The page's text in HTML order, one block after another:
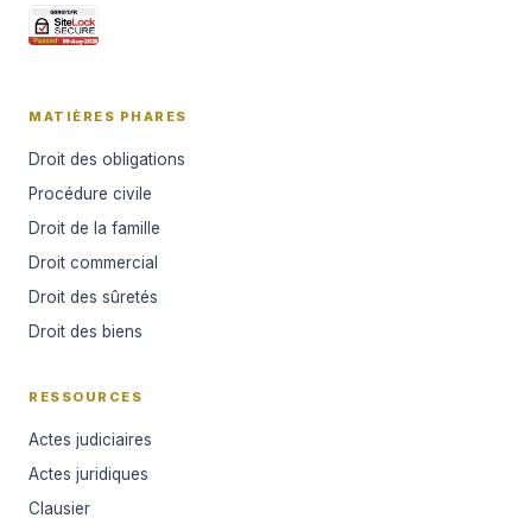
MATIÈRES PHARES
Droit des obligations
Procédure civile
Droit de la famille
Droit commercial
Droit des sûretés
Droit des biens
RESSOURCES
Actes judiciaires
Actes juridiques
Clausier